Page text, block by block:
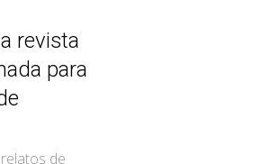
revista
para
de